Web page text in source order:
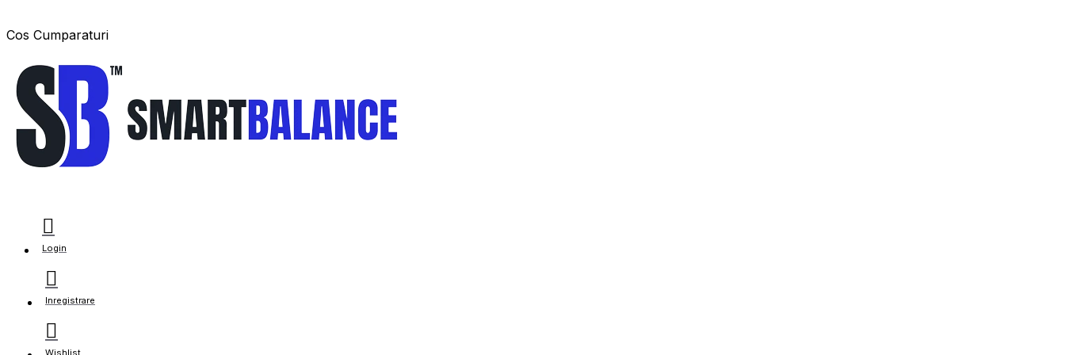
Cos Cumparaturi
Login
Inregistrare
Wishlist